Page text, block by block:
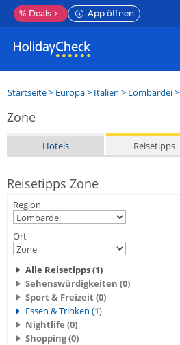
% Deals App öffnen
Startseite> Europa> Italien > Lombardei>
Zone
Hotels Reisetipps
Reisetipps Zone
Region
Ort
Alle Reisetipps (1)
Sehenswürdigkeiten (0)
Sport & Freizeit (0)
Essen & Trinken (1)
Nightlife (0)
Shopping (0)